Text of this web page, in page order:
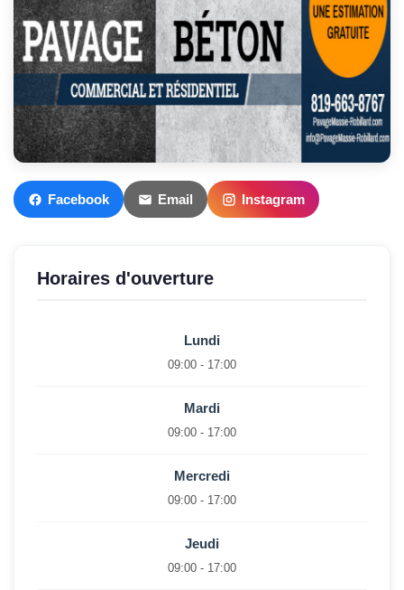
Facebook Email Instagram
Horaires d'ouverture
Lundi
09:00 - 17:00
Mardi
09:00 - 17:00
Mercredi
09:00 - 17:00
Jeudi
09:00 - 17:00